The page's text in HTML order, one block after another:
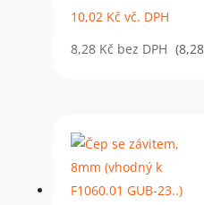
10,02 Kč vč. DPH
8,28 Kč bez DPH